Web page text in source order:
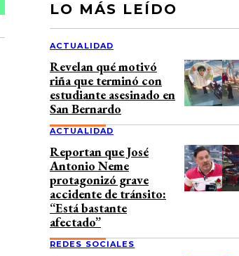
LO MÁS LEÍDO
ACTUALIDAD
Revelan qué motivó
riña que terminó con
estudiante asesinado en
San Bernardo
ACTUALIDAD
Reportan que José
Antonio Neme
protagonizó grave
accidente de tránsito:
“Está bastante
afectado”
REDES SOCIALES